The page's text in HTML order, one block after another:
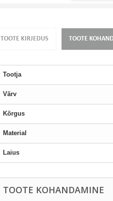
TOOTE KIRJEDUS TOOTE
Tootja
Värv
Kõrgus
Material
Laius
TOOTE KOHANDAMINE